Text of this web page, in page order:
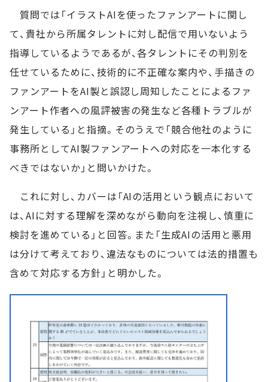
質問では「イラストAIを使ったファンアートに関し
て、貴社から所属タレントに対し配信で用いないよう
指導しているようであるが、各タレントにその判別を
任せているために、技術的に不正確な案内や、手描きの
ファンアートをAI製と誤認し周知したことによるファ
ンアート作者への風評被害の発生など各種トラブルが
発生している」と指摘。そのうえで「競合他社のように
事務所としてAI製ファンアートへの対応を一本化する
べきではないか」と問いかけた。
これに対し、カバーは「AIの活用という観点において
は、AIに対する理解を深めながら動向を注視し、慎重に
検討を進めている」と回答。また「生成AIの活用と悪用
は分けて考えており、違法なものについては法的措置も
含めて対応する方針」と明かした。